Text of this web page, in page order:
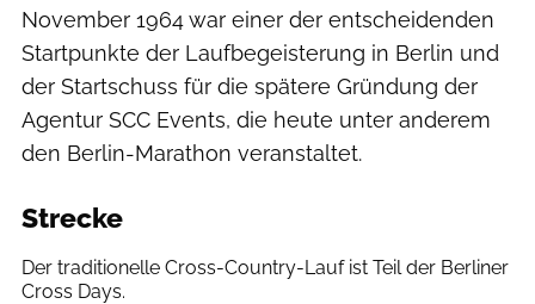
November 1964 war einer der entscheidenden
Startpunkte der Laufbegeisterung in Berlin und
der Startschuss für die spätere Gründung der
Agentur SCC Events, die heute unter anderem
den Berlin-Marathon veranstaltet.
Strecke
Der traditionelle Cross-Country-Lauf ist Teil der Berliner
Cross Days.